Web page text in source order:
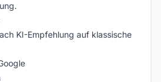
KI-Empfehlung auf klassische